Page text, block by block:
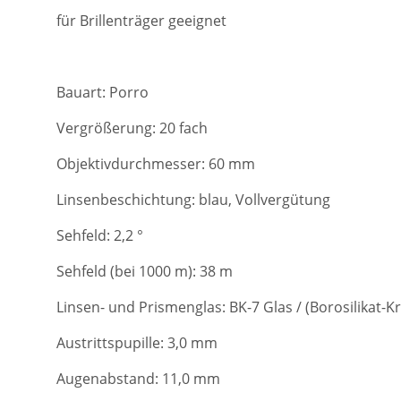
für Brillenträger geeignet
Bauart: Porro
Vergrößerung: 20 fach
Objektivdurchmesser: 60 mm
Linsenbeschichtung: blau, Vollvergütung
Sehfeld: 2,2 °
Sehfeld (bei 1000 m): 38 m
Linsen- und Prismenglas: BK-7 Glas / (Borosilikat-
Austrittspupille: 3,0 mm
Augenabstand: 11,0 mm